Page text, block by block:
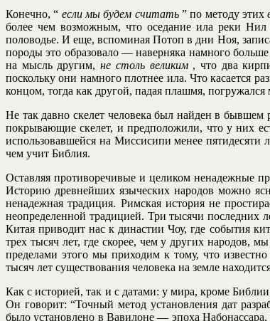
Конечно, “ если мы будем считать ” по методу этих
более чем возможным, что оседание ила реки
половодье. И еще, вспоминая Потоп в дни Ноя,
породы это образовало — наверняка намного
на мысль другим,не столь великим , что два
поскольку они намного плотнее ила. Что касается
концом, тогда как другой, падая плашмя,
Не так давно скелет человека был найден в бывшем
покрывающие скелет, и предположили, что у них
использовавшейся на Миссисипи менее пятидесяти
чем учит Библия.
Оставляя противоречивые и целиком ненадежные
Историю древнейших языческих народов можно
ненадежная традиция. Римская история не
неопределенной традицией. Три тысячи последних
Китая приводит нас к династии Чоу, где события
трех тысяч лет, где скорее, чем у других
пределами этого мы приходим к тому, что
тысяч лет существования человека на земле
Как с историей, так и с датами: у мира, кроме
Он говорит: “Точный метод установления дат
было установлено в Вавилоне — эпоха